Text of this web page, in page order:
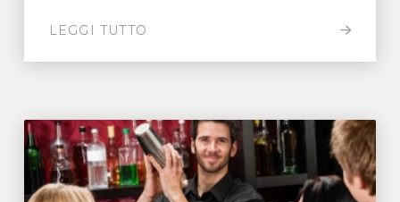
LEGGI TUTTO